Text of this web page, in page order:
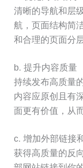
清晰的导航和层
航，页面结构简
和合理的页面分
b. 提升内容质量
持续发布高质量
内容应原创且有
面更有价值，从
c. 增加外部链接
获得高质量的反